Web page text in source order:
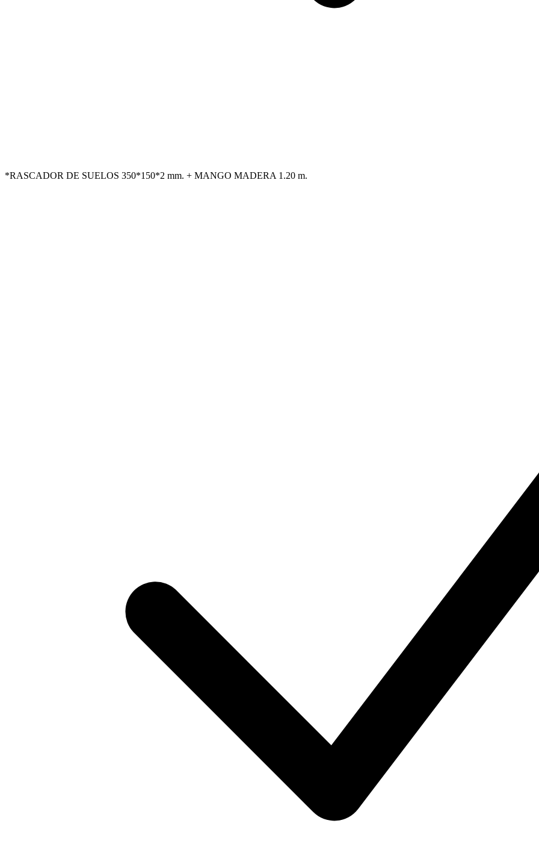
*RASCADOR DE SUELOS 350*150*2 mm. + MANGO MADERA 1.20 m.